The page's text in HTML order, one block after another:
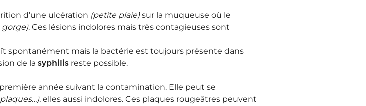
d’une ulcération (petite plaie)sur la muqueuse où le
gorge). Ces lésions indolores mais très contagieuses sont
spontanément mais la bactérie est toujours présente dans
de la syphilis reste possible.
année suivant la contamination. Elle peut se
, elles aussi indolores. Ces plaques rougeâtres peuvent